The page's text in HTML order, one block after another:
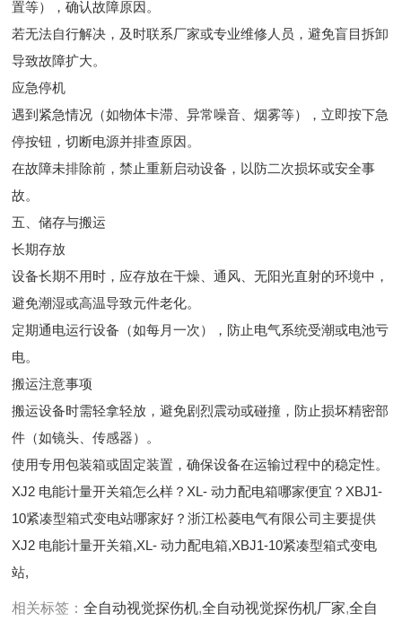
置等），确认故障原因。
若无法自行解决，及时联系厂家或专业维修人员，避免盲目拆卸
导致故障扩大。
应急停机
遇到紧急情况（如物体卡滞、异常噪音、烟雾等），立即按下急
停按钮，切断电源并排查原因。
在故障未排除前，禁止重新启动设备，以防二次损坏或安全事
故。
五、储存与搬运
长期存放
设备长期不用时，应存放在干燥、通风、无阳光直射的环境中，
避免潮湿或高温导致元件老化。
定期通电运行设备（如每月一次），防止电气系统受潮或电池亏
电。
搬运注意事项
搬运设备时需轻拿轻放，避免剧烈震动或碰撞，防止损坏精密部
件（如镜头、传感器）。
使用专用包装箱或固定装置，确保设备在运输过程中的稳定性。
XJ2 电能计量开关箱怎么样？XL- 动力配电箱哪家便宜？XBJ1-
10紧凑型箱式变电站哪家好？浙江松菱电气有限公司主要提供
XJ2 电能计量开关箱,XL- 动力配电箱,XBJ1-10紧凑型箱式变电
站,
相关标签：全自动视觉探伤机,全自动视觉探伤机厂家,全自